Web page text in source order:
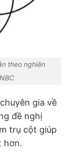
theo nghiên
gia về
đề nghị
trụ cột giúp
hơn.